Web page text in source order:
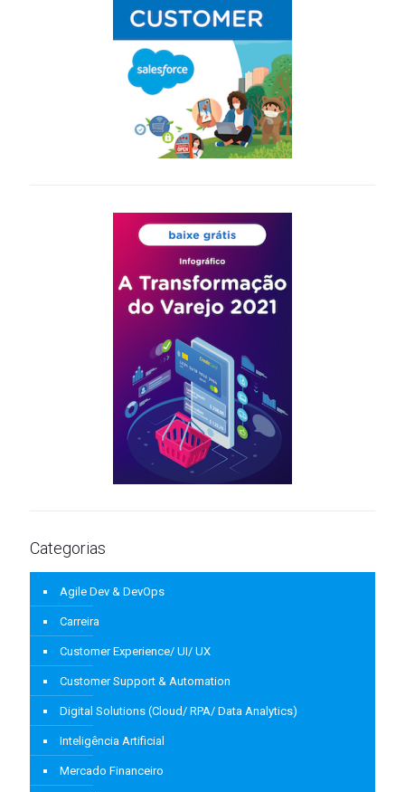
Categorias
Agile Dev & DevOps
Carreira
Customer Experience/ UI/ UX
Customer Support & Automation
Digital Solutions (Cloud/ RPA/ Data Analytics)
Inteligência Artificial
Mercado Financeiro